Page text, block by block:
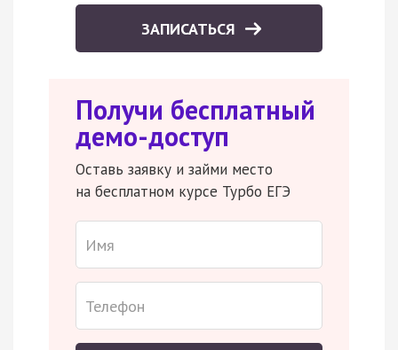
ЗАПИСАТЬСЯ
Получи бесплатный
демо-доступ
Оставь заявку и займи место
на бесплатном курсе Турбо ЕГЭ